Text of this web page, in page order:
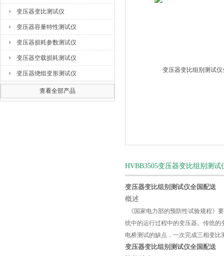
扬州海沃电气科技发展有限公司
变压器变比测试仪
变压器容量特性测试仪
变压器损耗参数测试仪
变压器空载损耗测试仪
变压器绕组变形测试仪
查看全部产品
HVBB3505变压器变比组别测
变压器变比组别测试仪全国配送
概述
《国家电力部的预防性试验规程》
统中的运行过程中的变压器。传统
电桥测试的缺点，一次完成三相变
变压器变比组别测试仪全国配送